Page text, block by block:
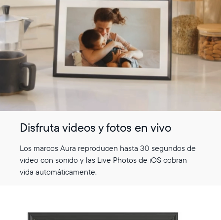
Elige tu ubicación:
Elige idioma:
Disfruta videos y fotos en vivo
Los marcos Aura reproducen hasta 30 segundos de
video con sonido y las Live Photos de iOS cobran
vida automáticamente.